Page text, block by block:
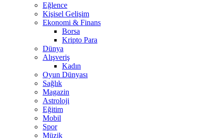
Eğlence
Kişisel Gelişim
Ekonomi & Finans
Borsa
Kripto Para
Dünya
Alışveriş
Kadın
Oyun Dünyası
Sağlık
Magazin
Astroloji
Eğitim
Mobil
Spor
Müzik